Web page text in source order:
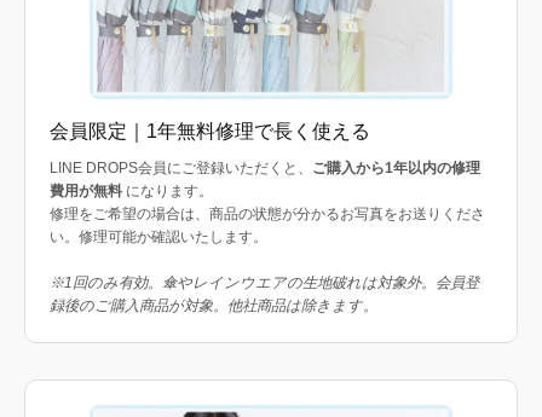
会員限定｜1年無料修理で長く使える
LINE DROPS会員にご登録いただくと、 ご購入から1年以内の修理
費用が無料 になります。
修理をご希望の場合は、商品の状態が分かるお写真をお送りくださ
い。修理可能か確認いたします。
※1回のみ有効。傘やレインウエアの生地破れは対象外。会員登
録後のご購入商品が対象。他社商品は除きます。